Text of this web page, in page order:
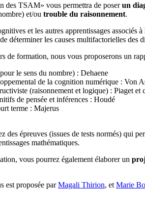
des TSAM» vous permettra de poserun
et/ou trouble du raisonnement.
et les autres apprentissages
déterminer les causes multifactorielles des
de formation, nous vous proposerons un
le sens du nombre) : Dehaene
de la cognition numérique : Von
(raisonnement et logique) : Piaget et
de pensée et inférences : Houdé
terme : Majerus
des épreuves (issues de tests normés) qui
mathématiques.
vous pourrez également élaborer un
est proposée parMagali Thirion, et Marie